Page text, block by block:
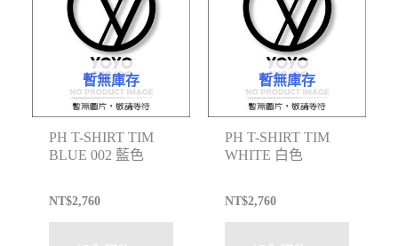
暫無庫存
PH T-SHIRT TIM
BLUE 002 藍色
NT$2,760
暫無庫存
PH T-SHIRT TIM
WHITE 白色
NT$2,760